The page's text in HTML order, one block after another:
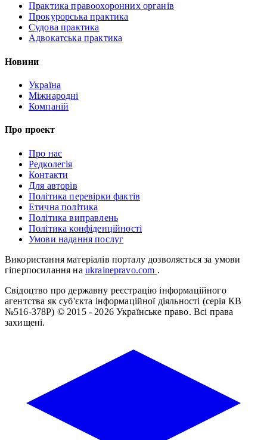
Практика правоохоронних органів
Прокурорська практика
Судова практика
Адвокатська практика
Новини
Україна
Міжнародні
Компаній
Про проект
Про нас
Редколегія
Контакти
Для авторів
Політика перевірки фактів
Етична політика
Політика виправлень
Політика конфіденційності
Умови надання послуг
Використання матеріалів порталу дозволяється за умови
гіперпосилання на ukrainepravo.com .
Свідоцтво про державну реєстрацію інформаційного
агентства як суб'єкта інформаційної діяльності (серія КВ
№516-378Р) © 2015 - 2026 Українське право. Всі права
захищені.